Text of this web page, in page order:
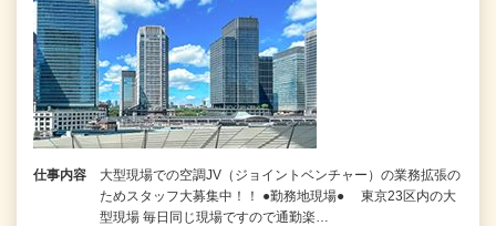
仕事内容
大型現場での空調JV（ジョイントベンチャー）の業務拡張の
ためスタッフ大募集中！！ ●勤務地現場● 東京23区内の大
型現場 毎日同じ現場ですので通勤楽…